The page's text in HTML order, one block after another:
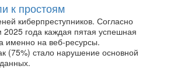
к простоям
киберпреступников. Согласно
года каждая пятая успешная
именно на веб-ресурсы.
(75%) стало нарушение основной